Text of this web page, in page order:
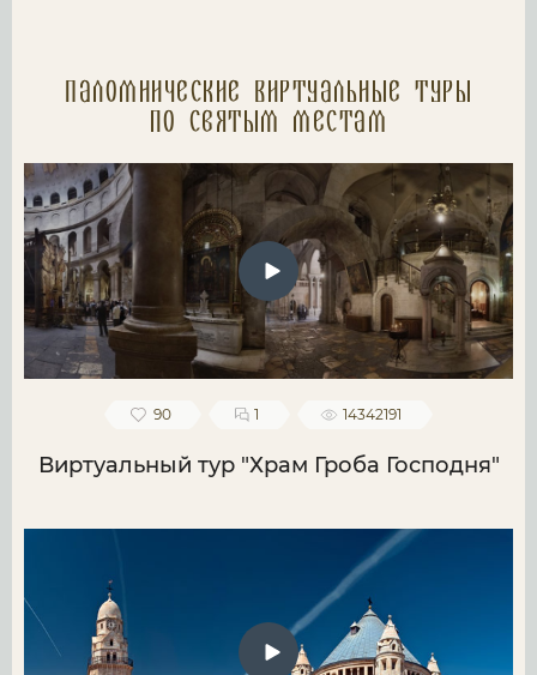
Паломнические Виртуальные туры
по святым местам
90 1 14342191
Виртуальный тур "Храм Гроба Господня"